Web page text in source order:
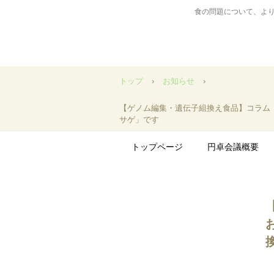
食の問題について、よ
トップ › お知らせ ›
【ゲノム編集・遺伝子組換え食品】コラ
サゲ」です
トップページ 円卓会議概要